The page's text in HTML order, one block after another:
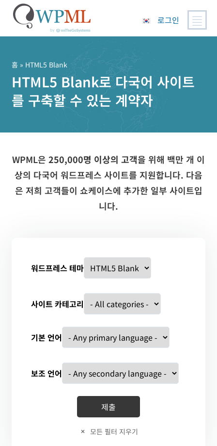
로그인
홈 » HTML5 Blank
HTML5 Blank로 다국어 사이트
를 구축할 수 있는 계약자
WPML은 250,000명 이상의 고객을 위해 백만 개 이
상의 다국어 워드프레스 사이트를 지원합니다. 다음
은 저희 고객들이 쇼케이스에 추가한 일부 사이트입
니다.
워드프레스 테마
사이트 카테고리
기본 언어
보조 언어
모든 필터 지우기